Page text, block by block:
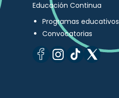
Educación Continua
Programas educativos
Convocatorias